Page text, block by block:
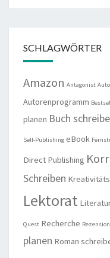
SCHLAGWÖRTER
Amazon Antagonist
Autorenprogramm
planen Buch
Self-Publishing eBook
Direct Publishing
Schreiben
Lektorat
Quest Recherche
planen Roman